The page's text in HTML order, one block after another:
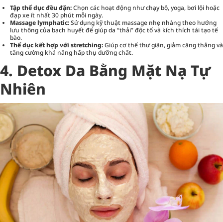
Tập thể dục đều đặn:Chọn các hoạt động như chạy bộ, yoga, bơi lội hoặc
đạp xe ít nhất 30 phút mỗi ngày.
Massage lymphatic:Sử dụng kỹ thuật massage nhẹ nhàng theo hướng
lưu thông của bạch huyết để giúp da “thải” độc tố và kích thích tái tạo tế
bào.
Thể dục kết hợp với stretching:Giúp cơ thể thư giãn, giảm căng thẳng và
tăng cường khả năng hấp thụ dưỡng chất.
4. Detox Da Bằng Mặt Nạ Tự
Nhiên